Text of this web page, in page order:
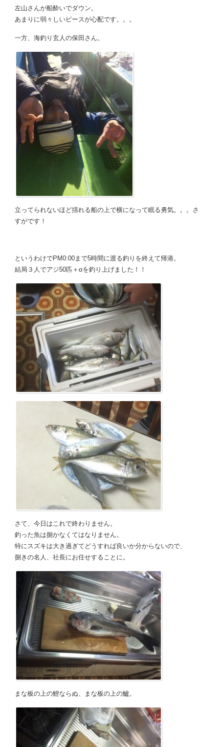
左山さんが船酔いでダウン。
あまりに弱々しいピースが心配です。。。
一方、海釣り玄人の保田さん。
立ってられないほど揺れる船の上で横になって眠る勇気。。。さ
すがです！
というわけでPM0:00まで5時間に渡る釣りを終えて帰港。
結局３人でアジ50匹＋αを釣り上げました！！
さて、今日はこれで終わりません。
釣った魚は捌かなくてはなりません。
特にスズキは大き過ぎてどうすれば良いか分からないので、
捌きの名人、社長にお任せすることに。
まな板の上の鯉ならぬ、まな板の上の鱸。